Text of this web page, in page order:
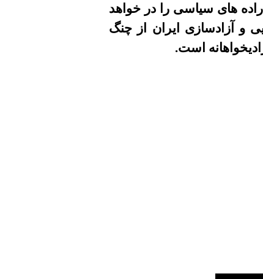
های سیاسی را در خواهد
و آزادسازی ایران از چنگ
است.